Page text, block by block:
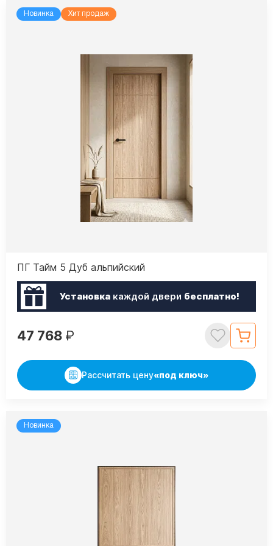
Новинка Хит продаж
ПГ Тайм 5 Дуб альпийский
Установкакаждой двери бесплатно!
47 768 ₽
Рассчитать цену«под ключ»
Новинка